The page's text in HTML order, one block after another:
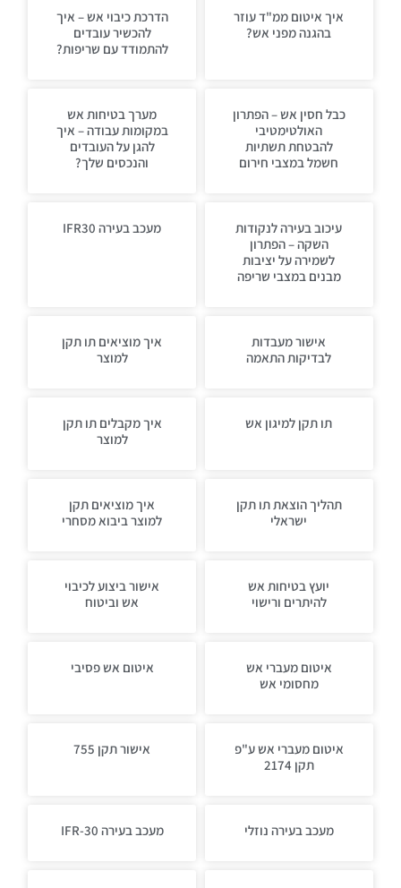
איך איטום ממ"ד עוזר
בהגנה מפני אש?
הדרכת כיבוי אש – איך
להכשיר עובדים
להתמודד עם שריפות?
כבל חסין אש – הפתרון
האולטימטיבי
להבטחת תשתיות
חשמל במצבי חירום
מערך בטיחות אש
במקומות עבודה – איך
להגן על העובדים
והנכסים שלך?
עיכוב בעירה לנקודות
השקה – הפתרון
לשמירה על יציבות
מבנים במצבי שריפה
מעכב בעירה IFR30
אישור מעבדות
לבדיקות התאמה
איך מוציאים תו תקן
למוצר
תו תקן למיגון אש
איך מקבלים תו תקן
למוצר
תהליך הוצאת תו תקן
ישראלי
איך מוציאים תקן
למוצר ביבוא מסחרי
יועץ בטיחות אש
להיתרים ורישוי
אישור ביצוע לכיבוי
אש וביטוח
איטום מעברי אש
מחסומי אש
איטום אש פסיבי
איטום מעברי אש ע"פ
תקן 2174
אישור תקן 755
מעכב בעירה נוזלי מעכב בעירה IFR-30